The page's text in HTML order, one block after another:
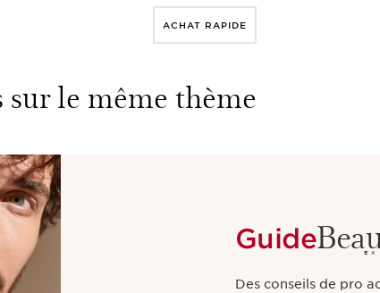
ACHAT RAPIDE
sur le même thème
Guide
Des conseils de pro